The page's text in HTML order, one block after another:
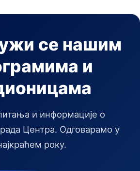
се нашим
и
и информације о
Центра. Одговарамо у
року.